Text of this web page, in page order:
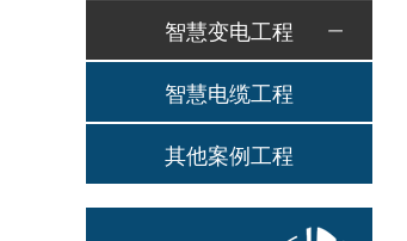
智慧变电工程
智慧电缆工程
其他案例工程